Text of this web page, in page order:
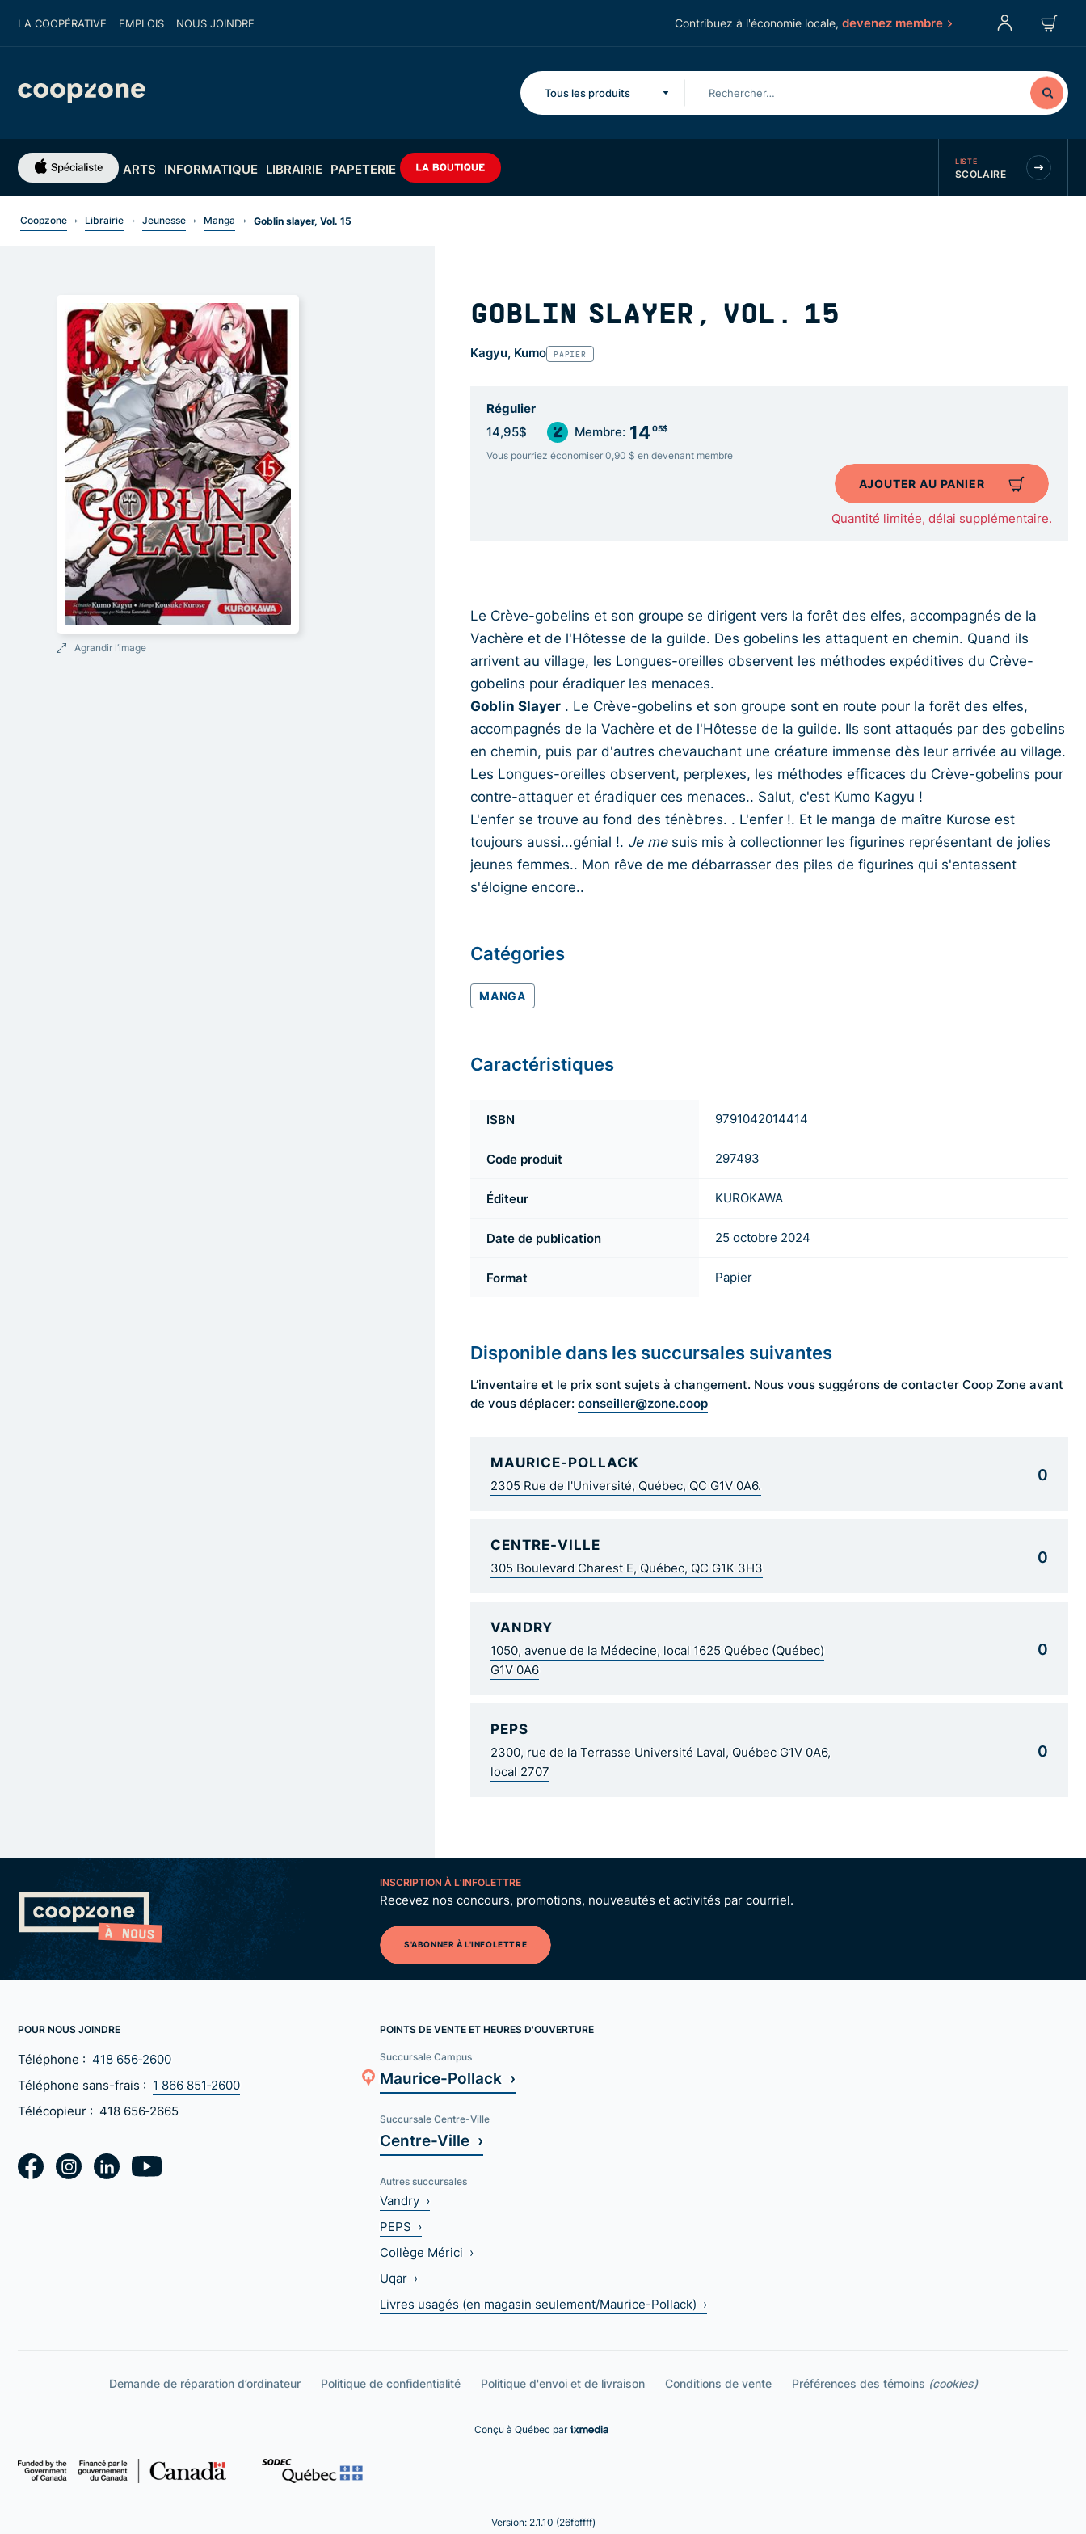
LA COOPÉRATIVE EMPLOIS NOUS JOINDRE Contribuez à l'économie locale, devenez membre
Tous les produits
ARTS INFORMATIQUE LIBRAIRIE PAPETERIE LISTE
SCOLAIRE
Coopzone Librairie Jeunesse Manga Goblin slayer, Vol. 15
Agrandir l’image
GOBLIN SLAYER, VOL. 15
Kagyu, Kumo PAPIER
Régulier
14,95$ Membre: 14 05$
Vous pourriez économiser 0,90 $ en devenant membre
AJOUTER AU PANIER
Quantité limitée, délai supplémentaire.
Le Crève-gobelins et son groupe se dirigent vers la forêt des elfes, accompagnés de la
Vachère et de l'Hôtesse de la guilde. Des gobelins les attaquent en chemin. Quand ils
arrivent au village, les Longues-oreilles observent les méthodes expéditives du Crève-
gobelins pour éradiquer les menaces.
Goblin Slayer . Le Crève-gobelins et son groupe sont en route pour la forêt des elfes,
accompagnés de la Vachère et de l'Hôtesse de la guilde. Ils sont attaqués par des gobelins
en chemin, puis par d'autres chevauchant une créature immense dès leur arrivée au village.
Les Longues-oreilles observent, perplexes, les méthodes efficaces du Crève-gobelins pour
contre-attaquer et éradiquer ces menaces.. Salut, c'est Kumo Kagyu !
L'enfer se trouve au fond des ténèbres. . L'enfer !. Et le manga de maître Kurose est
toujours aussi...génial !. Je mesuis mis à collectionner les figurines représentant de jolies
jeunes femmes.. Mon rêve de me débarrasser des piles de figurines qui s'entassent
s'éloigne encore..
Catégories
MANGA
Caractéristiques
ISBN 9791042014414
Code produit 297493
Éditeur KUROKAWA
Date de publication 25 octobre 2024
Format Papier
Disponible dans les succursales suivantes
L’inventaire et le prix sont sujets à changement. Nous vous suggérons de contacter Coop Zone avant
de vous déplacer: conseiller@zone.coop
MAURICE-POLLACK
2305 Rue de l'Université, Québec, QC G1V 0A6.
0
CENTRE-VILLE
305 Boulevard Charest E, Québec, QC G1K 3H3
0
VANDRY
1050, avenue de la Médecine, local 1625 Québec (Québec)
G1V 0A6
0
PEPS
2300, rue de la Terrasse Université Laval, Québec G1V 0A6,
local 2707
0
INSCRIPTION À L’INFOLETTRE
Recevez nos concours, promotions, nouveautés et activités par courriel.
S'ABONNER À L'INFOLETTRE
POUR NOUS JOINDRE
Téléphone : 418 656‑2600
Téléphone sans-frais : 1 866 851‑2600
Télécopieur : 418 656‑2665
POINTS DE VENTE ET HEURES D'OUVERTURE
Succursale Campus
Maurice-Pollack ›
Succursale Centre-Ville
Centre-Ville ›
Autres succursales
Vandry ›
PEPS ›
Collège Mérici ›
Uqar ›
Livres usagés (en magasin seulement/Maurice-Pollack) ›
Demande de réparation d’ordinateur Politique de confidentialité Politique d'envoi et de livraison Conditions de vente Préférences des témoins (cookies)
Conçu à Québec par
Version: 2.1.10 (26fbffff)